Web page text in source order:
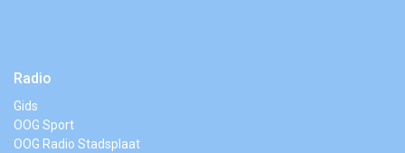
Radio
Gids
OOG Sport
OOG Radio Stadsplaat